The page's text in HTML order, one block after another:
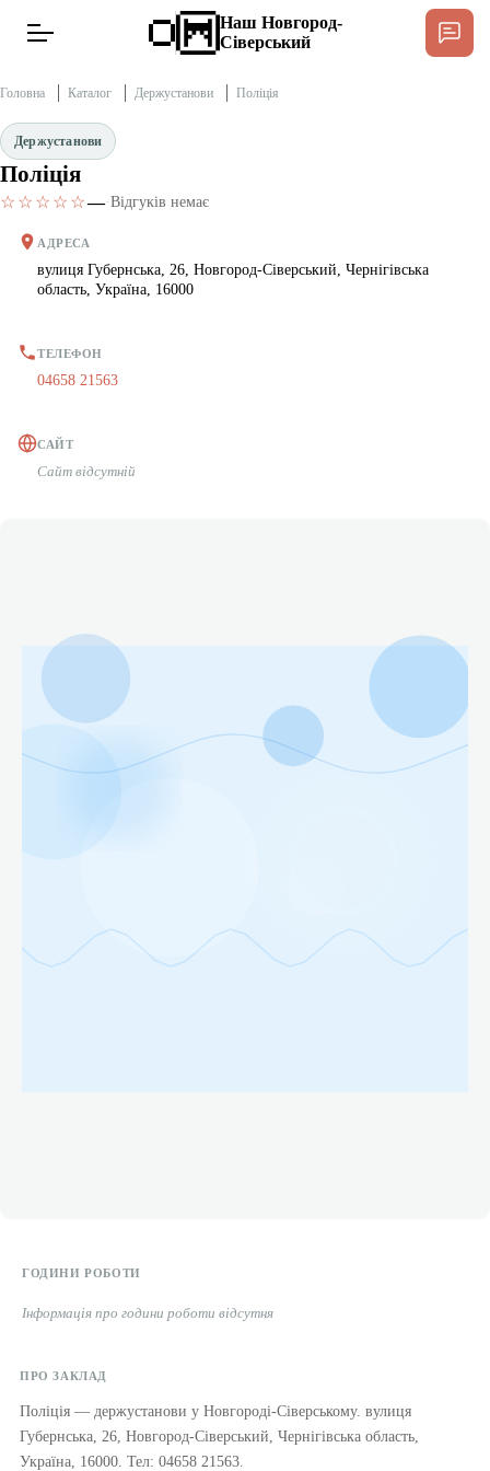
Новини
Тексти
Публікації
Редакційна політика
Про нас
Бюджет
Наш Новгород-
Сіверський
Головна Каталог Держустанови Поліція
Держустанови
Поліція
☆☆☆☆☆—·Відгуків немає
АДРЕСА
вулиця Губернська, 26, Новгород-Сіверський, Чернігівська
область, Україна, 16000
ТЕЛЕФОН
04658 21563
САЙТ
Сайт відсутній
ГОДИНИ РОБОТИ
Інформація про години роботи відсутня
ПРО ЗАКЛАД
Поліція — держустанови у Новгороді-Сіверському. вулиця
Губернська, 26, Новгород-Сіверський, Чернігівська область,
Україна, 16000. Тел: 04658 21563.